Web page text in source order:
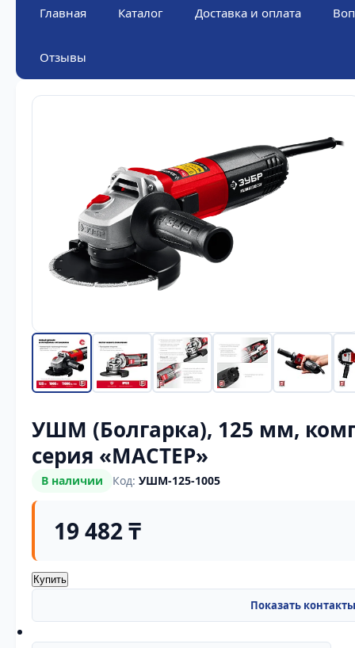
Главная Каталог Доставка и оплата
Отзывы
УШМ (Болгарка), 125 мм,
серия «МАСТЕР»
В наличии Код: УШМ-125-1005
19 482 ₸
Купить